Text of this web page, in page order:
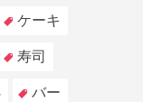
ケーキ
寿司
バー